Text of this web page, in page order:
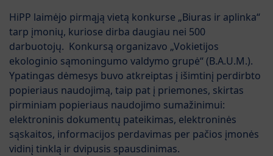
HiPP laimėjo pirmąją vietą konkurse „Biuras ir aplinka“
tarp įmonių, kuriose dirba daugiau nei 500
darbuotojų. Konkursą organizavo „Vokietijos
ekologinio sąmoningumo valdymo grupė“ (B.A.U.M.).
Ypatingas dėmesys buvo atkreiptas į išimtinį perdirbto
popieriaus naudojimą, taip pat į priemones, skirtas
pirminiam popieriaus naudojimo sumažinimui:
elektroninis dokumentų pateikimas, elektroninės
sąskaitos, informacijos perdavimas per pačios įmonės
vidinį tinklą ir dvipusis spausdinimas.